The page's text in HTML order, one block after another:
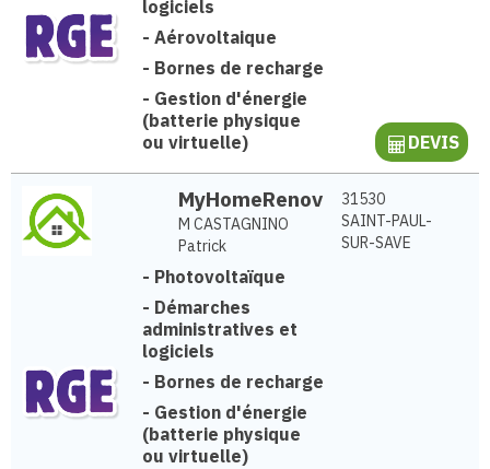
logiciels
- Aérovoltaique
- Bornes de recharge
- Gestion d'énergie
(batterie physique
ou virtuelle)
DEVIS
MyHomeRenov
M CASTAGNINO
Patrick
31530
SAINT-PAUL-
SUR-SAVE
- Photovoltaïque
- Démarches
administratives et
logiciels
- Bornes de recharge
- Gestion d'énergie
(batterie physique
ou virtuelle)